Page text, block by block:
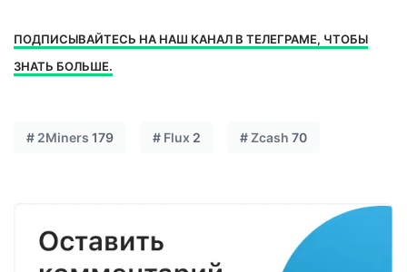
ПОДПИСЫВАЙТЕСЬ НА НАШ КАНАЛ В ТЕЛЕГРАМЕ, ЧТОБЫ
ЗНАТЬ БОЛЬШЕ.
# 2Miners 179 # Flux 2 #Zcash 70